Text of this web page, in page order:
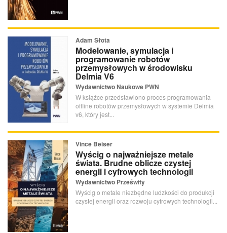
Adam Słota
Modelowanie, symulacja i
programowanie robotów
przemysłowych w środowisku
Delmia V6
Wydawnictwo Naukowe PWN
W książce przedstawiono proces programowania
offline robotów przemysłowych w systemie Delmia
v6, który jest...
Vince Beiser
Wyścig o najważniejsze metale
świata. Brudne oblicze czystej
energii i cyfrowych technologii
Wydawnictwo Prześwity
Wyścig o metale niezbędne ludzkości do produkcji
czystej energii oraz rozwoju cyfrowych technologii...